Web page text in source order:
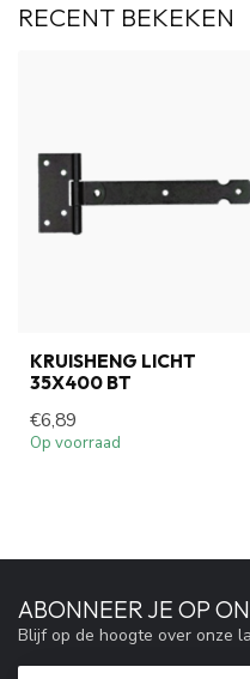
RECENT BEKEKEN
KRUISHENG LICHT
35X400 BT
€6,89
Op voorraad
ABONNEER JE OP
Blijf op de hoogte over onze